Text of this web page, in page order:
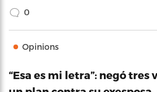
0
Opinions
“Esa es mi letra”: negó tres